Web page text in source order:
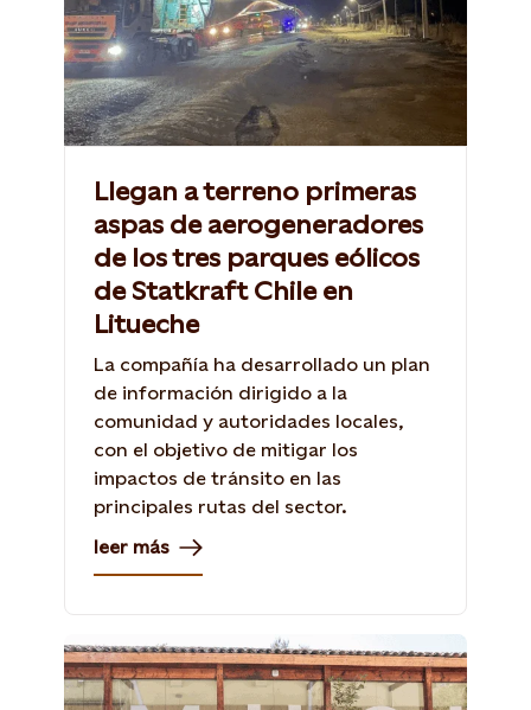
Llegan a terreno primeras
aspas de aerogeneradores
de los tres parques eólicos
de Statkraft Chile en
Litueche
La compañía ha desarrollado un plan
de información dirigido a la
comunidad y autoridades locales,
con el objetivo de mitigar los
impactos de tránsito en las
principales rutas del sector.
leer más